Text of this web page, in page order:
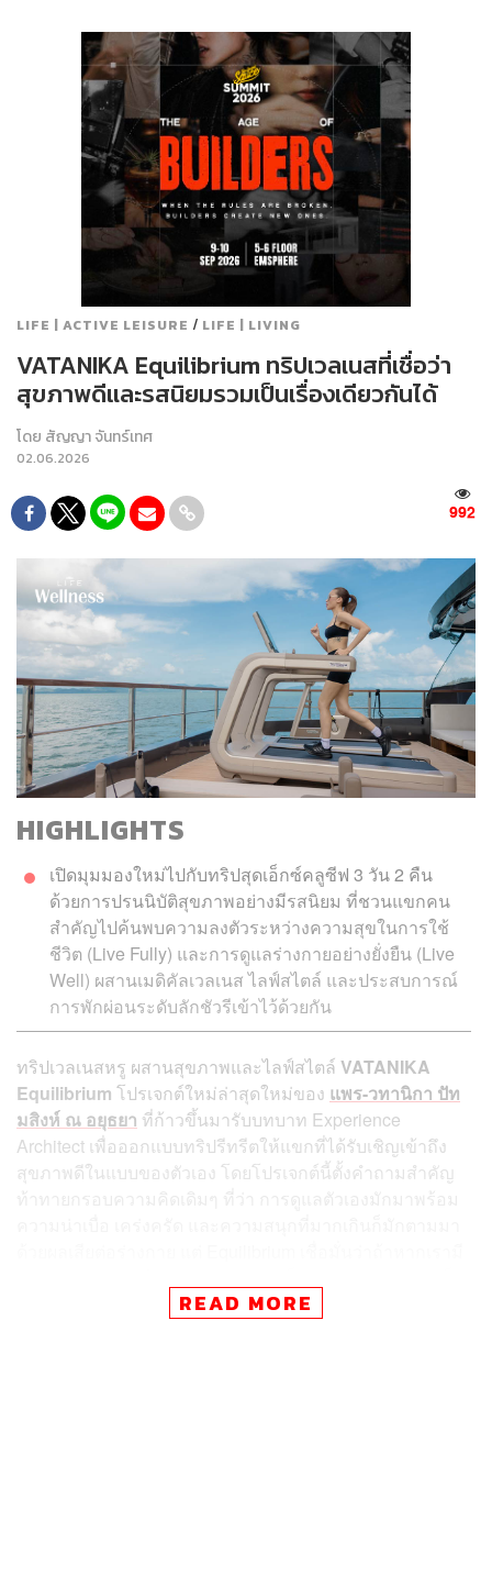
LIFE | ACTIVE LEISURE / LIFE | LIVING
VATANIKA Equilibrium ทริปเวลเนสที่เชื่อว่า
สุขภาพดีและรสนิยมรวมเป็นเรื่องเดียวกันได้
โดย สัญญา จันทร์เทศ
02.06.2026
992
HIGHLIGHTS
เปิดมุมมองใหม่ไปกับทริปสุดเอ็กซ์คลูซีฟ 3 วัน 2 คืน
ด้วยการปรนนิบัติสุขภาพอย่างมีรสนิยม ที่ชวนแขกคน
สำคัญไปค้นพบความลงตัวระหว่างความสุขในการใช้
ชีวิต (Live Fully) และการดูแลร่างกายอย่างยั่งยืน (Live
Well) ผสานเมดิคัลเวลเนส ไลฟ์สไตล์ และประสบการณ์
การพักผ่อนระดับลักชัวรีเข้าไว้ด้วยกัน
ทริปเวลเนสหรู ผสานสุขภาพและไลฟ์สไตล์ VATANIKA
Equilibrium โปรเจกต์ใหม่ล่าสุดใหม่ของ แพร-วทานิกา ปัท
มสิงห์ ณ อยุธยา ที่ก้าวขึ้นมารับบทบาท Experience
Architect เพื่อออกแบบทริปรีทรีตให้แขกที่ได้รับเชิญเข้าถึง
สุขภาพดีในแบบของตัวเอง โดยโปรเจกต์นี้ตั้งคำถามสำคัญ
ส่วนหนึ่งของไลฟ์สไตล์ได้ สอดรับกับแนวคิดประจำทริปอย่าง
READ MORE